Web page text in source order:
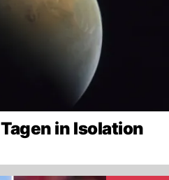
in Isolation